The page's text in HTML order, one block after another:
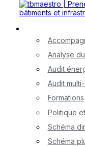
Analyse
Audit
Audit
Formations
Politique
Schéma
Schéma